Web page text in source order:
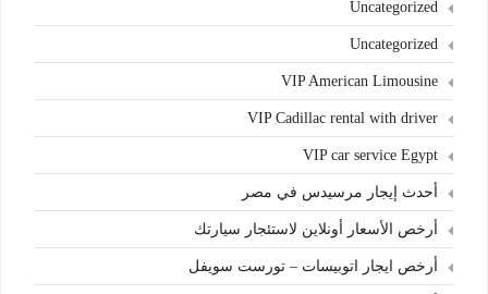
Uncategorized
Uncategorized
VIP American Limousine
VIP Cadillac rental with driver
VIP car service Egypt
أحدث إيجار مرسيدس في مصر
أرخص الأسعار أونلاين لاستئجار سيارتك
أرخص ايجار اتوبيسات – تورست سويفل